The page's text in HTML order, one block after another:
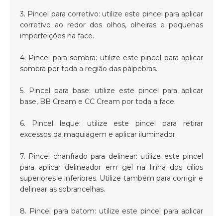
3. Pincel para corretivo: utilize este pincel para aplicar
corretivo ao redor dos olhos, olheiras e pequenas
imperfeições na face.
4. Pincel para sombra: utilize este pincel para aplicar
sombra por toda a região das pálpebras.
5. Pincel para base: utilize este pincel para aplicar
base, BB Cream e CC Cream por toda a face.
6. Pincel leque: utilize este pincel para retirar
excessos da maquiagem e aplicar iluminador.
7. Pincel chanfrado para delinear: utilize este pincel
para aplicar delineador em gel na linha dos cílios
superiores e inferiores. Utilize também para corrigir e
delinear as sobrancelhas.
8. Pincel para batom: utilize este pincel para aplicar